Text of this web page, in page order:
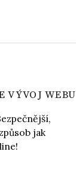
VÝVOJ WEBU